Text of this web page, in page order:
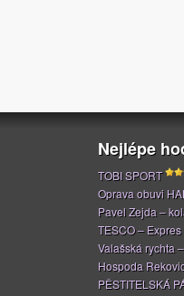
Nejlépe
TOBI SPORT
Oprava obuvi
Pavel Zejda –
TESCO – Expres
Valašská rychta
Hospoda
PĚSTITELSKÁ